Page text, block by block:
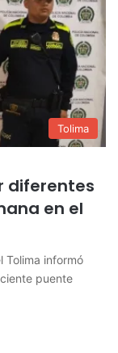
Tolima
diferentes
en el
Tolima informó
puente